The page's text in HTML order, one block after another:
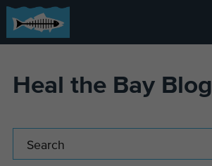
Heal the Bay Blog